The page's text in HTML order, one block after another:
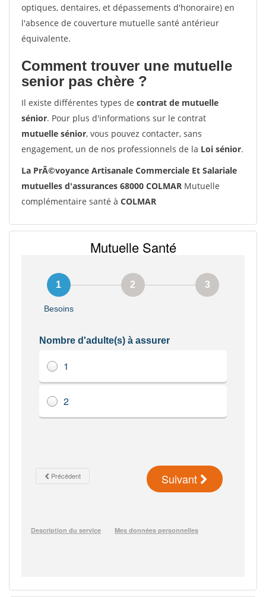
optiques, dentaires, et dépassements d'honoraire) en
l'absence de couverture mutuelle santé antérieur
équivalente.
Comment trouver une mutuelle
senior pas chère ?
Il existe différentes types de contrat de mutuelle
sénior. Pour plus d'informations sur le contrat
mutuelle sénior, vous pouvez contacter, sans
engagement, un de nos professionnels de la Loi sénior.
La PrÃ©voyance Artisanale Commerciale Et Salariale
mutuelles d'assurances 68000 COLMAR Mutuelle
complémentaire santé à COLMAR